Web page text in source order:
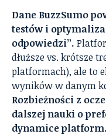
Dane BuzzSumo
testów i
odpowiedzi”.
dłuższe vs. krótsze
platformach), ale to
wyników w danym
Rozbieżności z
dalszej nauki o
dynamice platform.